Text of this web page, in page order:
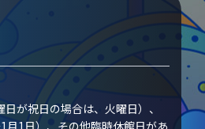
が祝日の場合は、火曜日）、
月1日）、その他臨時休館日があ